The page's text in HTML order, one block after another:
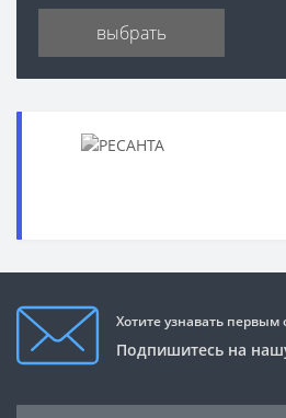
выбрать
Хотите узнавать первым
Подпишитесь на